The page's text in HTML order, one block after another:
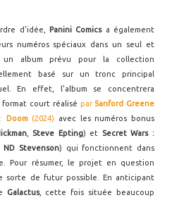
d'idée, Panini Comicsa également
numéros spéciaux dans un seul et
un album prévu pour la collection
basé sur un tronc principal
En effet, l'album se concentrera
court réalisé parSanford Greene
: Doom(2024)
avec les numéros bonus
, Steve Epting) et Secret Wars :
ND Stevenson) qui fonctionnent dans
Pour résumer, le projet en question
sorte de futur possible. En anticipant
Galactus, cette fois située beaucoup